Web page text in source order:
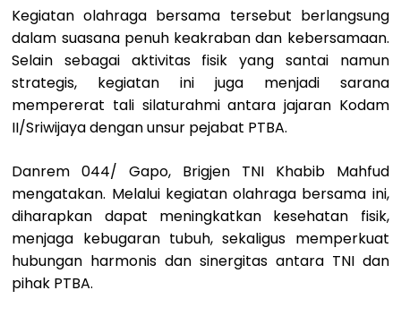
Kegiatan olahraga bersama tersebut berlangsung
dalam suasana penuh keakraban dan kebersamaan.
Selain sebagai aktivitas fisik yang santai namun
strategis, kegiatan ini juga menjadi sarana
mempererat tali silaturahmi antara jajaran Kodam
II/Sriwijaya dengan unsur pejabat PTBA.
Danrem 044/ Gapo, Brigjen TNI Khabib Mahfud
mengatakan. Melalui kegiatan olahraga bersama ini,
diharapkan dapat meningkatkan kesehatan fisik,
menjaga kebugaran tubuh, sekaligus memperkuat
hubungan harmonis dan sinergitas antara TNI dan
pihak PTBA.